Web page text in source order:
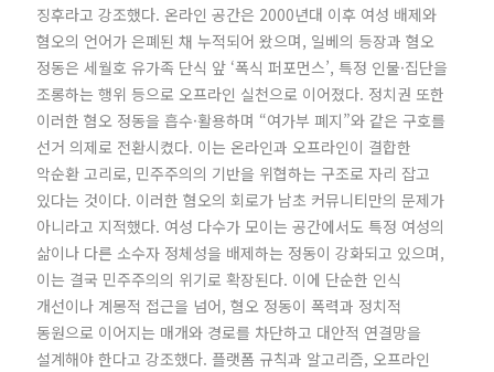
징후라고 강조했다. 온라인 공간은 2000년대 이후 여성 배제와
혐오의 언어가 은폐된 채 누적되어 왔으며, 일베의 등장과 혐오
정동은 세월호 유가족 단식 앞 ‘폭식 퍼포먼스’, 특정 인물·집단을
조롱하는 행위 등으로 오프라인 실천으로 이어졌다. 정치권 또한
이러한 혐오 정동을 흡수·활용하며 “여가부 폐지”와 같은 구호를
선거 의제로 전환시켰다. 이는 온라인과 오프라인이 결합한
악순환 고리로, 민주주의의 기반을 위협하는 구조로 자리 잡고
있다는 것이다. 이러한 혐오의 회로가 남초 커뮤니티만의 문제가
아니라고 지적했다. 여성 다수가 모이는 공간에서도 특정 여성의
삶이나 다른 소수자 정체성을 배제하는 정동이 강화되고 있으며,
이는 결국 민주주의의 위기로 확장된다. 이에 단순한 인식
개선이나 계몽적 접근을 넘어, 혐오 정동이 폭력과 정치적
동원으로 이어지는 매개와 경로를 차단하고 대안적 연결망을
설계해야 한다고 강조했다. 플랫폼 규칙과 알고리즘, 오프라인